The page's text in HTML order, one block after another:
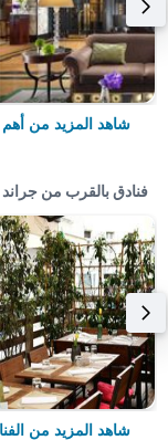
شاهد المزيد من
فنادق بالقرب من جراند
شاهد المزيد من